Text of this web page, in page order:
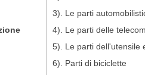
3). Le parti
4). Le parti delle
5). Le parti dell'utensile
6). Parti di biciclette